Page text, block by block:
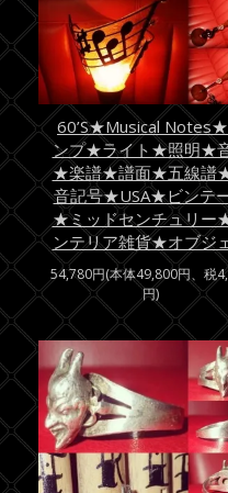
60’S★Musical
ンプ★ライト★照明★
★楽譜★譜面★五線譜
音記号★USA★ビンテ
★ミッドセンチュリー
ンテリア雑貨★オブジ
54,780円(本体49,800円、税
円)